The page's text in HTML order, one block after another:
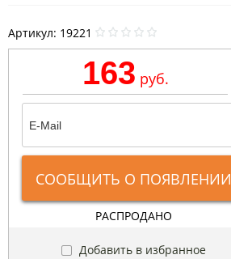
Артикул: 19221
163 руб.
СООБЩИТЬ О ПОЯВЛЕНИИ
РАСПРОДАНО
Добавить в избранное